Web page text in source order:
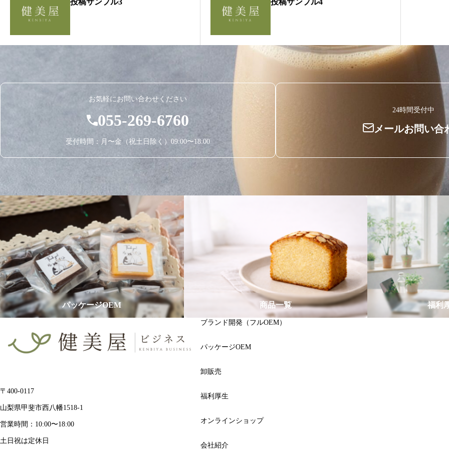
投稿サンプル3 投稿サンプル4
お気軽にお問い合わせください
055-269-6760
受付時間：月〜金（祝土日除く）09:00〜18:00
24時間受付中
メールお問い合
パッケージOEM 商品一覧 福利
〒400-0117
山梨県甲斐市西八幡1518-1
営業時間：10:00〜18:00
土日祝は定休日
ブランド開発（フルOEM）
パッケージOEM
卸販売
福利厚生
オンラインショップ
会社紹介